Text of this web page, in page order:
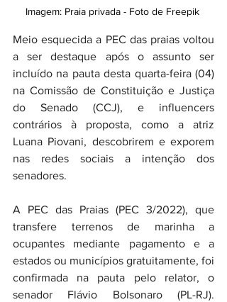
Imagem: Praia privada - Foto de Freepik
Meio esquecida a PEC das praias voltou
a ser destaque após o assunto ser
incluído na pauta desta quarta-feira (04)
na Comissão de Constituição e Justiça
do Senado (CCJ), e influencers
contrários à proposta, como a atriz
Luana Piovani, descobrirem e exporem
nas redes sociais a intenção dos
senadores.
A PEC das Praias (PEC 3/2022), que
transfere terrenos de marinha a
ocupantes mediante pagamento e a
estados ou municípios gratuitamente, foi
confirmada na pauta pelo relator, o
senador Flávio Bolsonaro (PL-RJ).